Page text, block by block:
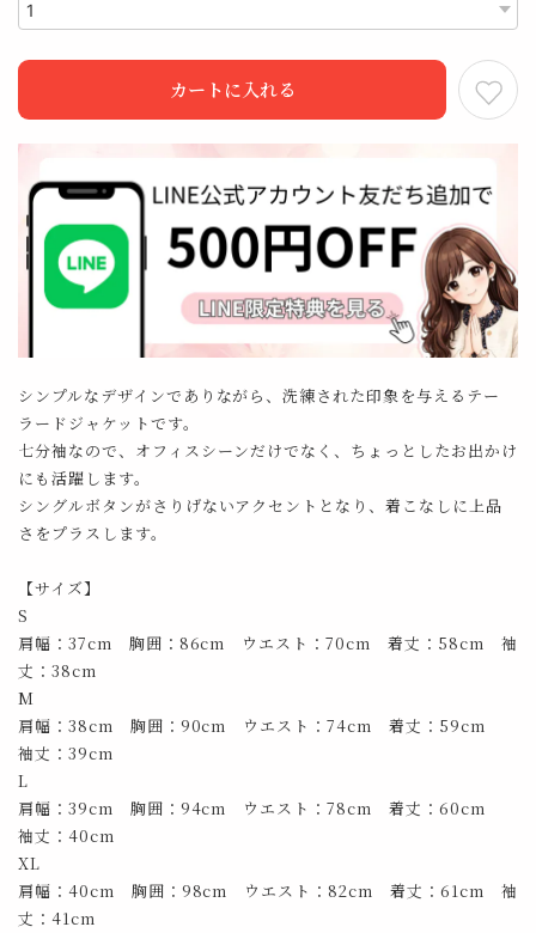
カートに入れる
シンプルなデザインでありながら、洗練された印象を与えるテー
ラードジャケットです。
七分袖なので、オフィスシーンだけでなく、ちょっとしたお出かけ
にも活躍します。
シングルボタンがさりげないアクセントとなり、着こなしに上品
さをプラスします。
【サイズ】
S
肩幅：37cm 胸囲：86cm ウエスト：70cm 着丈：58cm 袖
丈：38cm
M
肩幅：38cm 胸囲：90cm ウエスト：74cm 着丈：59cm
袖丈：39cm
L
肩幅：39cm 胸囲：94cm ウエスト：78cm 着丈：60cm
袖丈：40cm
XL
肩幅：40cm 胸囲：98cm ウエスト：82cm 着丈：61cm 袖
丈：41cm